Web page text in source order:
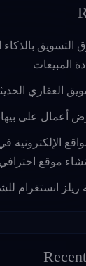
التسويق بالذكاء
المبيعات
العقاري
أعمال على
الإلكترونية
موقع احترافي
ريلز انستغرام